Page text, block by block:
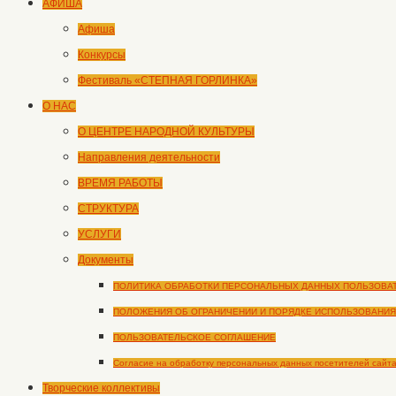
АФИША
Афиша
Конкурсы
Фестиваль «СТЕПНАЯ ГОРЛИНКА»
О НАС
О ЦЕНТРЕ НАРОДНОЙ КУЛЬТУРЫ
Направления деятельности
ВРЕМЯ РАБОТЫ
СТРУКТУРА
УСЛУГИ
Документы
ПОЛИТИКА ОБРАБОТКИ ПЕРСОНАЛЬНЫХ ДАННЫХ
ПОЛОЖЕНИЯ ОБ ОГРАНИЧЕНИИ И ПОРЯДКЕ
ПОЛЬЗОВАТЕЛЬСКОЕ СОГЛАШЕНИЕ
Согласие на обработку персональных данных посетителей сайта
Творческие коллективы